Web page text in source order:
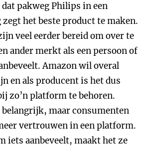
dat pakweg Philips in een
het beste product te maken.
veel eerder bereid om over te
ander merkt als een persoon of
Amazon wil overal
en als producent is het dus
zo’n platform te behoren.
maar consumenten
vertrouwen in een platform.
iets aanbeveelt, maakt het ze